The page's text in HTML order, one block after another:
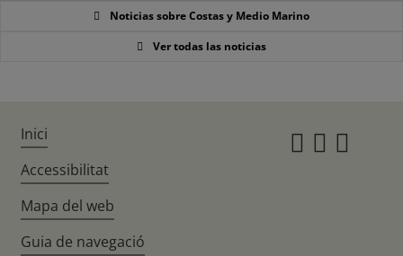
Noticias sobre Costas y Medio Marino
Ver todas las noticias
Inici
Accessibilitat
Mapa del web
Guia de navegació